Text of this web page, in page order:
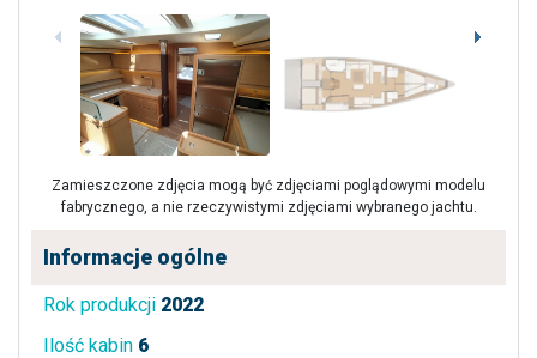
Zamieszczone zdjęcia mogą być zdjęciami poglądowymi modelu
fabrycznego, a nie rzeczywistymi zdjęciami wybranego jachtu.
Informacje ogólne
Rok produkcji 2022
Ilość kabin 6